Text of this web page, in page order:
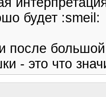
будет :smeil:
после
- это что